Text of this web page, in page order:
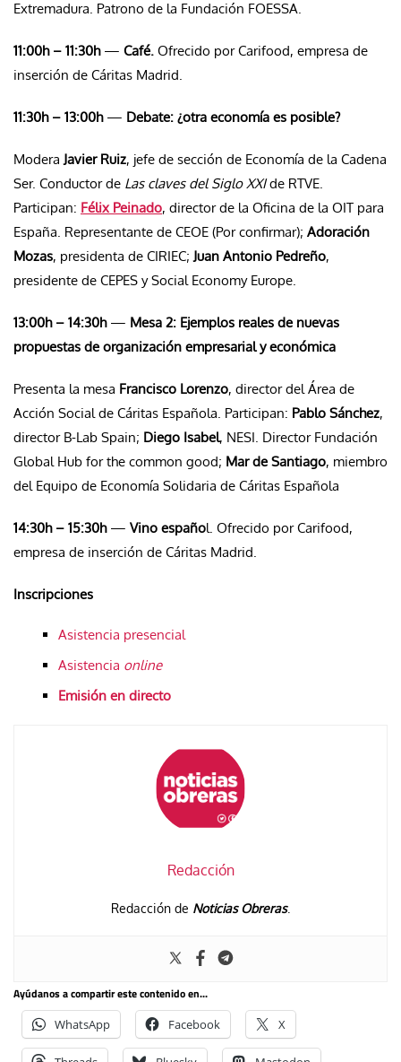
Extremadura. Patrono de la Fundación FOESSA.
11:00h – 11:30h — Café. Ofrecido por Carifood, empresa de
inserción de Cáritas Madrid.
11:30h – 13:00h — Debate: ¿otra economía es posible?
ModeraJavier Ruiz, jefe de sección de Economía de la Cadena
Ser. Conductor de Las claves del Siglo XXIde RTVE.
Participan: Félix Peinado, director de la Oficina de la OIT para
España. Representante de CEOE (Por confirmar); Adoración
Mozas, presidenta de CIRIEC;Juan Antonio Pedreño,
presidente de CEPES y Social Economy Europe.
13:00h – 14:30h — Mesa 2: Ejemplos reales de nuevas
propuestas de organización empresarial y económica
Presenta la mesa Francisco Lorenzo, director del Área de
Acción Social de Cáritas Española. Participan: Pablo Sánchez,
director B-Lab Spain; Diego Isabel, NESI. Director Fundación
Global Hub for the common good; Mar de Santiago, miembro
del Equipo de Economía Solidaria de Cáritas Española
14:30h – 15:30h — Vino español. Ofrecido por Carifood,
empresa de inserción de Cáritas Madrid.
Inscripciones
Asistencia presencial
Asistencia online
Emisión en directo
Redacción
Redacción de Noticias Obreras.
Ayúdanos a compartir este contenido en...
WhatsApp Facebook X